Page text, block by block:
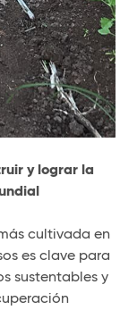
y lograr la
cultivada en
es clave para
sustentables y